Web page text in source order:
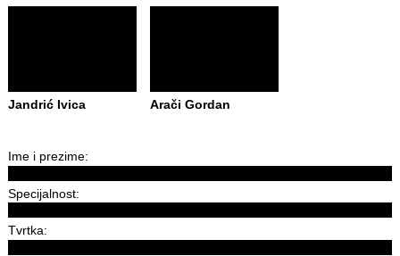
Jandrić Ivica Arači Gordan
Ime i prezime:
Specijalnost:
Tvrtka: